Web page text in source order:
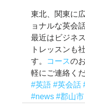
東北、関東に
ョナルな英会
最近はビジネ
トレッスンも
す。
コースの
軽にご連絡く
#英語 #英会話
#news #郡山市